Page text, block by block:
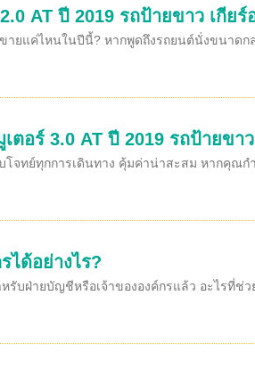
AT ปี 2019 รถป้ายขาว เกียร์
ายแค่ไหนในปีนี้? หากพูดถึงรถยนต์นั่งขนาด
อร์ 3.0 AT ปี 2019 รถป้ายขา
บโจทย์ทุกการเดินทาง คุ้มค่าน่าสะสม หากคุ
ได้อย่างไร?
บฝ่ายบัญชีหรือเจ้าขององค์กรแล้ว อะไรที่ช่